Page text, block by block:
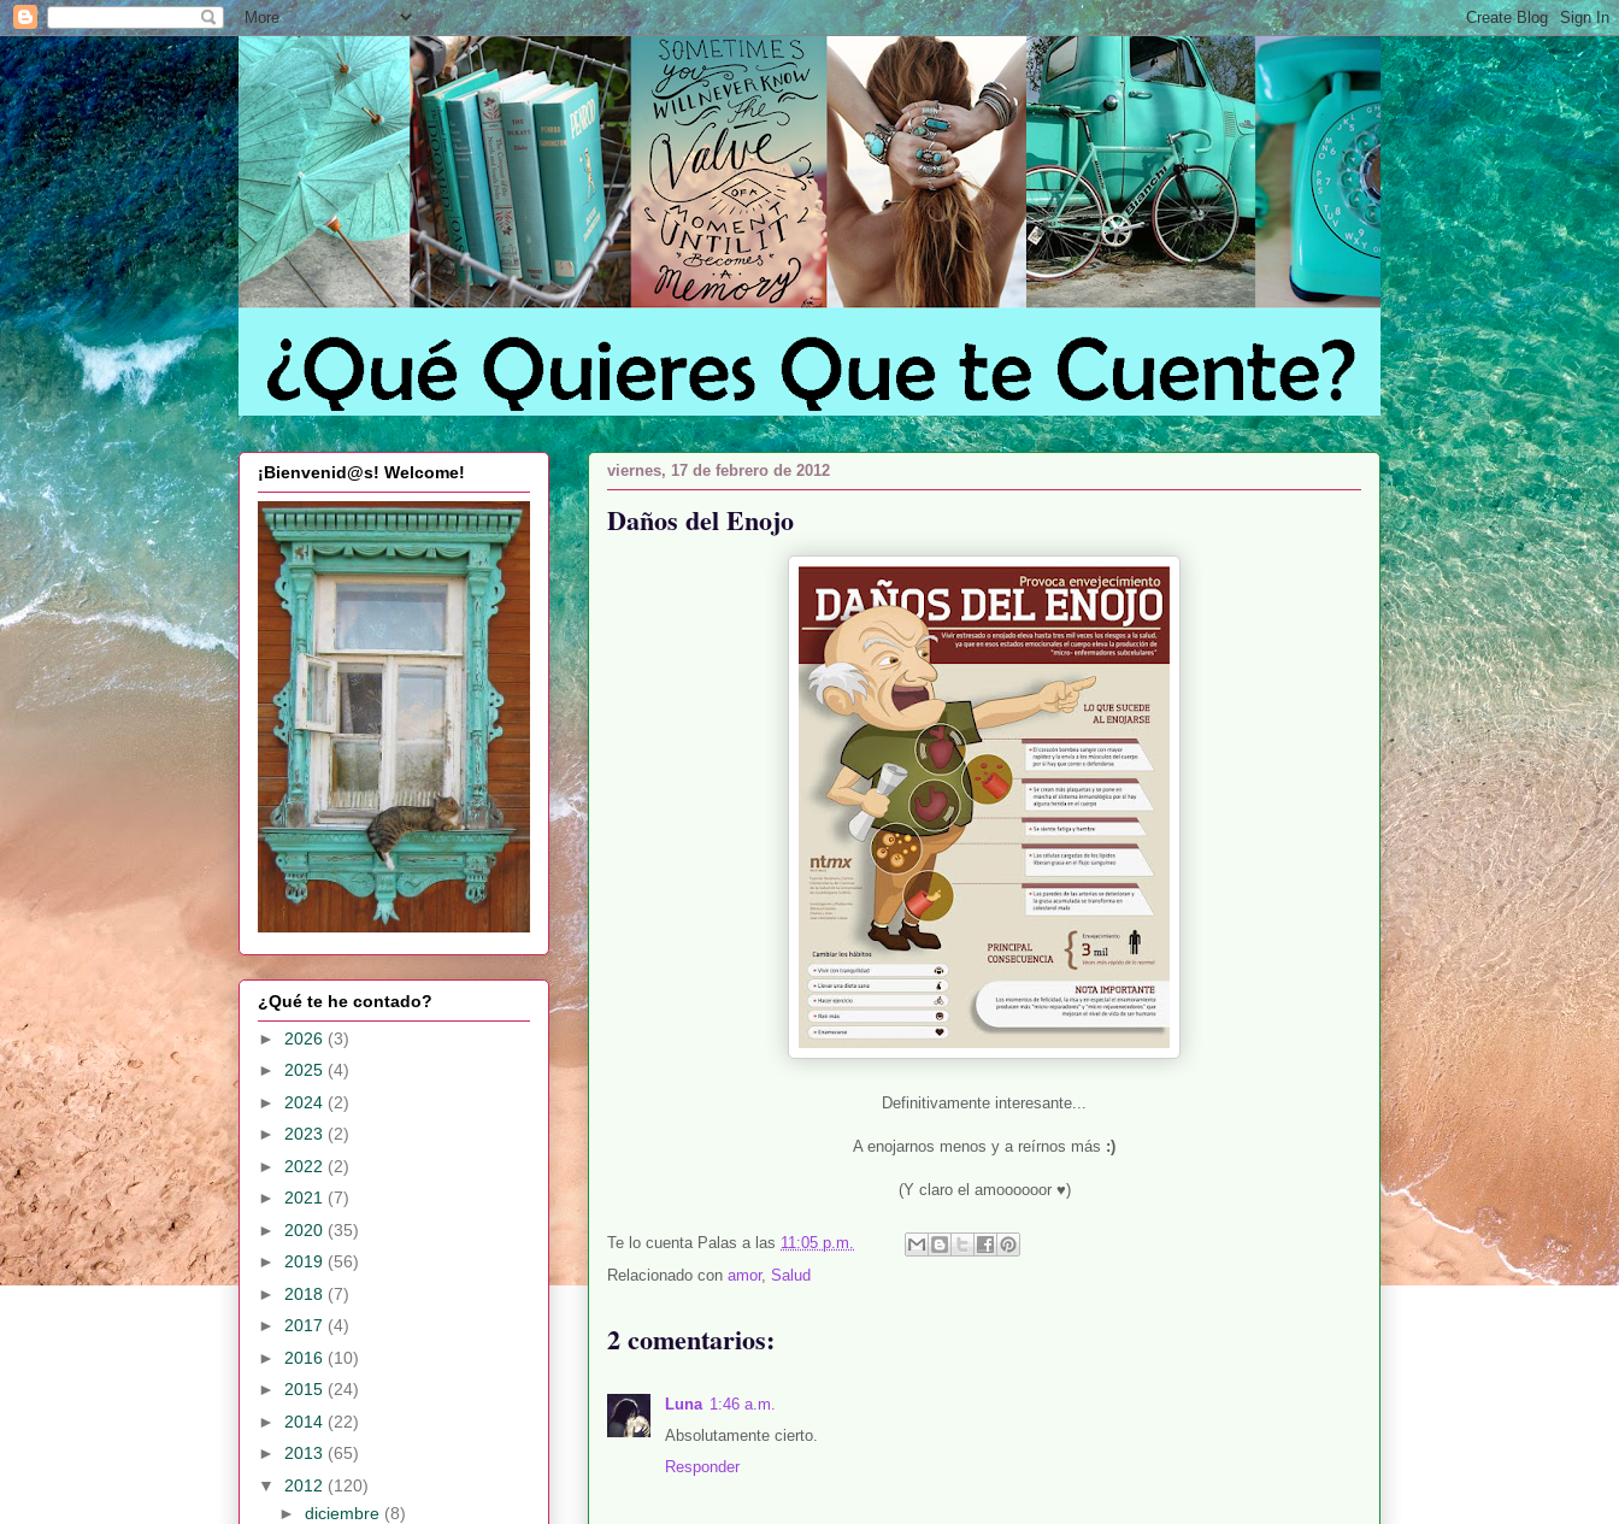
viernes, 17 de febrero de 2012
Daños del Enojo
Definitivamente interesante...
A enojarnos menos y a reírnos más :)
(Y claro el amoooooor ♥)
Te lo cuenta Palas a las 11:05 p.m.
Relacionado con amor, Salud
2 comentarios:
Luna 1:46 a.m.
Absolutamente cierto.
Responder
¡Bienvenid@s! Welcome!
¿Qué te he contado?
► 2026 (3)
► 2025 (4)
► 2024 (2)
► 2023 (2)
► 2022 (2)
► 2021 (7)
► 2020 (35)
► 2019 (56)
► 2018 (7)
► 2017 (4)
► 2016 (10)
► 2015 (24)
► 2014 (22)
► 2013 (65)
▼ 2012 (120)
► diciembre (8)